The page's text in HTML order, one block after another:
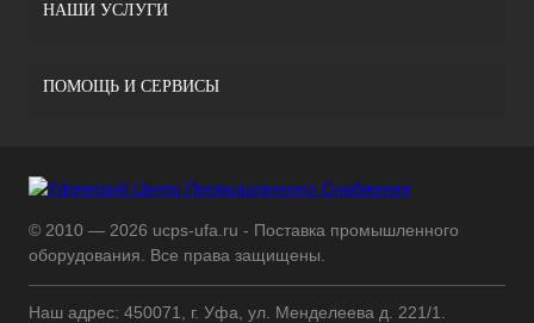
НАШИ УСЛУГИ
ПОМОЩЬ И СЕРВИСЫ
© 2010 — 2026 ucps-ufa.ru - Поставка промышленного
оборудования. Все права защищены.
Наш адрес: 450071, г. Уфа, ул. Менделеева д. 221/1.